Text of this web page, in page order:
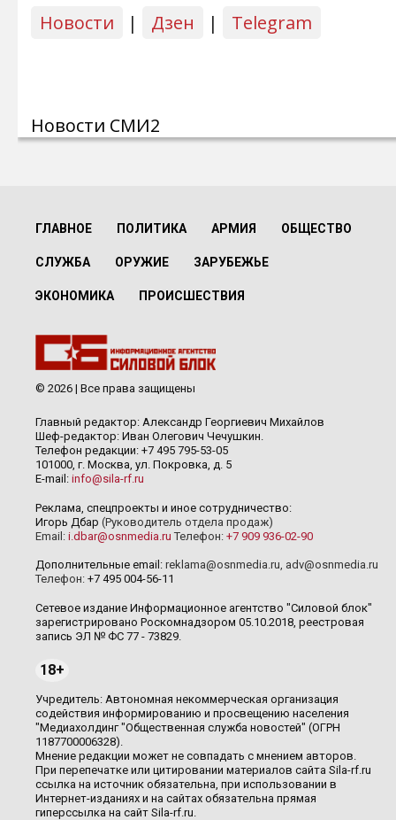
Новости
| Дзен | Telegram
Новости СМИ2
ГЛАВНОЕ ПОЛИТИКА АРМИЯ ОБЩЕСТВО
СЛУЖБА ОРУЖИЕ ЗАРУБЕЖЬЕ
ЭКОНОМИКА ПРОИСШЕСТВИЯ
© 2026 | Все права защищены
Главный редактор: Александр Георгиевич Михайлов
Шеф-редактор: Иван Олегович Чечушкин.
Телефон редакции: +7 495 795-53-05
101000, г. Москва, ул. Покровка, д. 5
E-mail: info@sila-rf.ru
Реклама, спецпроекты и иное сотрудничество:
Игорь Дбар (Руководитель отдела продаж)
Email: i.dbar@osnmedia.ru Телефон: +7 909 936-02-90
Дополнительные email: reklama@osnmedia.ru adv@osnmedia.ru
Телефон: +7 495 004-56-11
Сетевое издание Информационное агентство "Силовой блок"
зарегистрировано Роскомнадзором 05.10.2018, реестровая
запись ЭЛ № ФС 77 - 73829.
18+
Учредитель: Автономная некоммерческая организация
содействия информированию и просвещению населения
"Медиахолдинг "Общественная служба новостей" (ОГРН
1187700006328).
Мнение редакции может не совпадать с мнением авторов.
При перепечатке или цитировании материалов сайта Sila-rf.ru
ссылка на источник обязательна, при использовании в
Интернет-изданиях и на сайтах обязательна прямая
гиперссылка на сайт Sila-rf.ru.